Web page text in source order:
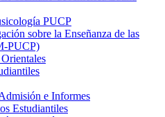
PUCP
sobre la Enseñanza de las
PUCP)
e Informes
Estudiantiles